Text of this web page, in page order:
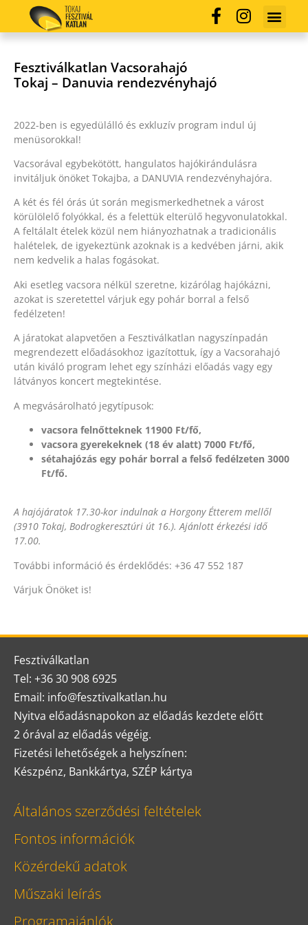
Fesztiválkatlan Vacsorahajó
Tokaj – Danuvia rendezvényhajó
2022-ben is egyedülálló és exkluzív program indul új
menüsorokkal!
Vacsorával egybekötött, hangulatos hajókirándulásra
invitáljuk önöket Tokajba, a DANUVIA rendezvényhajóra.
A két és fél órás út során megismerkedhetnek a várost
körülölelő folyókkal, és a felettük elterülő hegyvonulatokkal.
A feltálalt ételek közül nem hiányozhatnak a tradicionális
halételek, de igyekeztünk azoknak is a kedvében járni, akik
nem kedvelik a halas fogásokat.
Aki esetleg vacsora nélkül szeretne, kizárólag hajókázni,
azokat is szeretettel várjuk egy pohár borral a felső
fedélzeten!
A járatokat alapvetően a Fesztiválkatlan nagyszínpadán
megrendezett előadásokhoz igazítottuk, így a Vacsorahajó
után kiváló program lehet egy színházi előadás vagy egy
látványos koncert megtekintése.
A megvásárolható jegytípusok:
vacsora felnőtteknek 11900 Ft/fő,
vacsora gyerekeknek (18 év alatt) 7000 Ft/fő,
sétahajózás egy pohár borral a felső fedélzeten 3000
Ft/fő.
A hajójáratok 17.30-kor indulnak a Horgony Étterem mellől
(3910 Tokaj, Bodrogkeresztúri út 16.). Ajánlott érkezési idő
17.00.
További információ és érdeklődés: +36 47 552 187
Várjuk Önöket is!
Fesztiválkatlan
Tel: +36 30 908 6925
Email: info@fesztivalkatlan.hu
Nyitva előadásnapokon az előadás kezdete előtt
2 órával az előadás végéig.
Fizetési lehetőségek a helyszínen:
Készpénz, Bankkártya, SZÉP kártya
Általános szerződési feltételek
Fontos információk
Közérdekű adatok
Műszaki leírás
Programajánlók